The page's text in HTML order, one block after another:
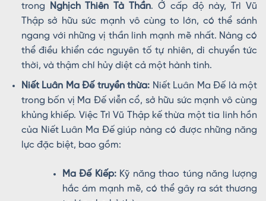
trong
Nghịch Thiên Tà Thần. Ở cấp độ này, Trì Vũ
Thập sở hữu sức mạnh vô cùng to lớn, có thể sánh
ngang với những vị thần linh mạnh mẽ nhất. Nàng có
thể điều khiển các nguyên tố tự nhiên, di chuyển tức
thời, và thậm chí hủy diệt cả một hành tinh.
Niết Luân Ma Đế truyền thừa: Niết Luân Ma Đế là một
trong bốn vị Ma Đế viễn cổ, sở hữu sức mạnh vô cùng
khủng khiếp. Việc Trì Vũ Thập kế thừa một tia linh hồn
của Niết Luân Ma Đế giúp nàng có được những năng
lực đặc biệt, bao gồm:
Ma Đế Kiếp:Kỹ năng thao túng năng lượng
hắc ám mạnh mẽ, có thể gây ra sát thương